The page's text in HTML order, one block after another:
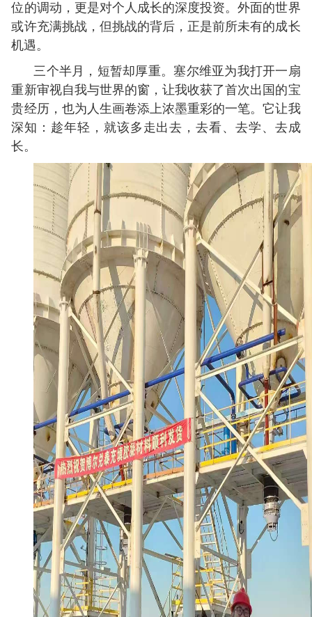
位的调动，更是对个人成长的深度投资。外面的世界
或许充满挑战，但挑战的背后，正是前所未有的成长
机遇。
三个半月，短暂却厚重。塞尔维亚为我打开一扇
重新审视自我与世界的窗，让我收获了首次出国的宝
贵经历，也为人生画卷添上浓墨重彩的一笔。它让我
深知：趁年轻，就该多走出去，去看、去学、去成
长。